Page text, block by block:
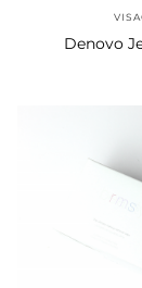
Denovo